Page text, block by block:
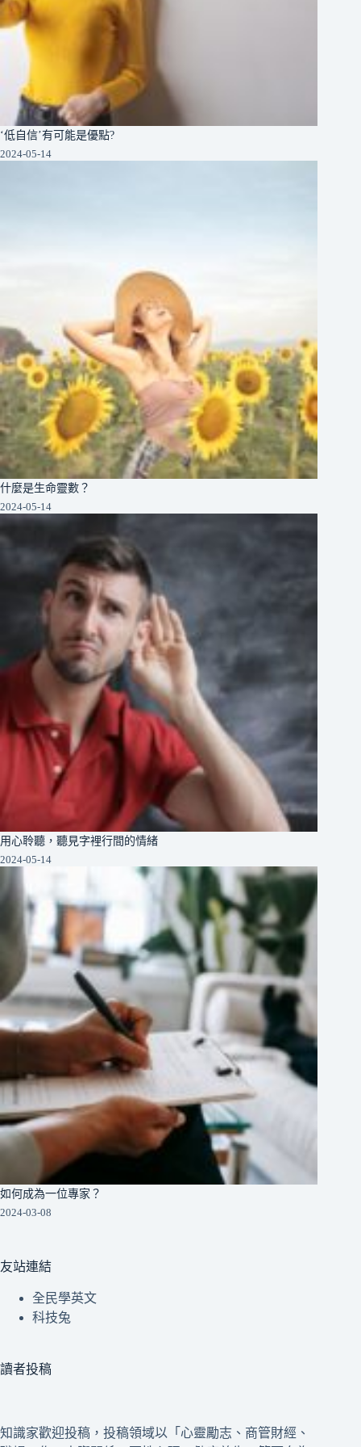
‘低自信’有可能是優點?
2024-05-14
什麼是生命靈數？
2024-05-14
用心聆聽，聽見字裡行間的情緒
2024-05-14
如何成為一位專家？
2024-03-08
友站連結
全民學英文
科技兔
讀者投稿
知識家歡迎投稿，投稿領域以「心靈勵志、商管財經、